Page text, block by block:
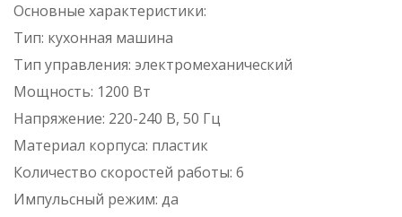
Основные характеристики:
Тип: кухонная машина
Тип управления: электромеханический
Мощность: 1200 Вт
Напряжение: 220-240 В, 50 Гц
Материал корпуса: пластик
Количество скоростей работы: 6
Импульсный режим: да